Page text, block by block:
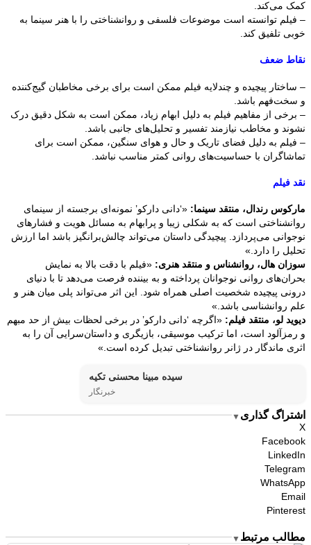
کمک می‌کند.
– فیلم توانسته است موضوعات فلسفی و روانشناختی را با هنر سینما به
خوبی تلفیق کند.
نقاط ضعف
– ساختار پیچیده و چندلایه فیلم ممکن است برای برخی مخاطبان گیج‌کننده
و سخت‌فهم باشد.
– برخی از مفاهیم فیلم به دلیل ابهام زیاد، ممکن است به شکل دقیق درک
نشوند و مخاطب نیازمند تفسیر و تحلیل‌های جانبی باشد.
– فیلم به دلیل فضای تاریک و حال و هوای سنگین، ممکن است برای
تماشاگران با حساسیت‌های روانی کمتر مناسب نباشد.
نقد فیلم
مارکوس رندال، منتقد سینما: «‘دانی دارکو’ نمونه‌ای برجسته از سینمای
روانشناختی است که به شکلی زیبا و پرابهام به مسائل هویت و فشارهای
نوجوانی می‌پردازد. پیچیدگی داستان می‌تواند چالش‌برانگیز باشد اما ارزش
تحلیل را دارد.»
سوزان هال، روانشناس و منتقد هنری: «فیلم با دقت بالا به نمایش
بحران‌های روانی نوجوانان پرداخته و به بیننده فرصت می‌دهد تا با دنیای
درونی پیچیده شخصیت اصلی همراه شود. این اثر می‌تواند پلی میان هنر و
علم روانشناسی باشد.»
دیوید لو، منتقد فیلم: «اگرچه ‘دانی دارکو’ در برخی لحظات بیش از حد مبهم
و رمزآلود است، اما ترکیب موسیقی، بازیگری و داستان‌سرایی آن را به
اثری ماندگار در ژانر روانشناختی تبدیل کرده است.»
سیده مبینا محسنی تکیه
خبرنگار
اشتراگ گذاری ▼
X
Facebook
LinkedIn
Telegram
WhatsApp
Email
Pinterest
مطالب مرتبط ▼